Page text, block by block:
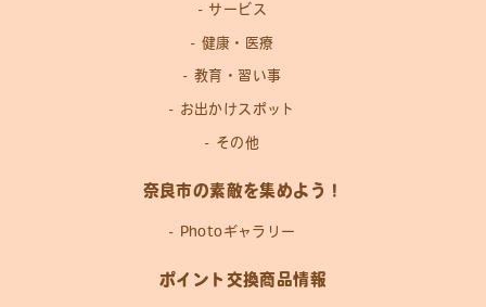
サービス
健康・医療
教育・習い事
お出かけスポット
その他
奈良市の素敵を集めよう！
Photoギャラリー
ポイント交換商品情報